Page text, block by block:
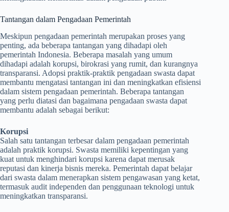
Tantangan dalam Pengadaan Pemerintah
Meskipun pengadaan pemerintah merupakan proses yang
penting, ada beberapa tantangan yang dihadapi oleh
pemerintah Indonesia. Beberapa masalah yang umum
dihadapi adalah korupsi, birokrasi yang rumit, dan kurangnya
transparansi. Adopsi praktik-praktik pengadaan swasta dapat
membantu mengatasi tantangan ini dan meningkatkan efisiensi
dalam sistem pengadaan pemerintah. Beberapa tantangan
yang perlu diatasi dan bagaimana pengadaan swasta dapat
membantu adalah sebagai berikut:
Korupsi
Salah satu tantangan terbesar dalam pengadaan pemerintah
adalah praktik korupsi. Swasta memiliki kepentingan yang
kuat untuk menghindari korupsi karena dapat merusak
reputasi dan kinerja bisnis mereka. Pemerintah dapat belajar
dari swasta dalam menerapkan sistem pengawasan yang ketat,
termasuk audit independen dan penggunaan teknologi untuk
meningkatkan transparansi.